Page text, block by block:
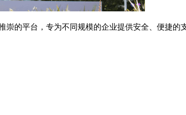
的平台，专为不同规模的企业提供安全、便捷的